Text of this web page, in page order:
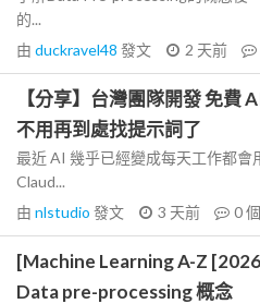
的...
由 duckravel48 發文 2 天前
【分享】台灣團隊開發 免費
不用再到處找提示詞了
最近 AI 幾乎已經變成每天工作都會
Claud...
由 nlstudio 發文 3 天前 0
[Machine Learning A-Z
Data pre-processing 概念